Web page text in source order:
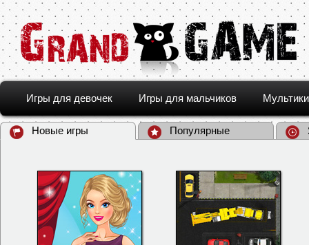
Игры для девочек Игры для мальчиков Мультики
Новые игры Популярные